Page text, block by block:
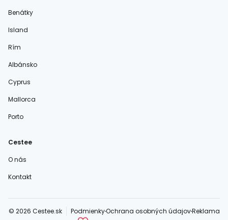
Benátky
Island
Rím
Albánsko
Cyprus
Mallorca
Porto
Cestee
O nás
Kontakt
© 2026 Cestee.sk PodmienkyOchrana osobných údajovReklama